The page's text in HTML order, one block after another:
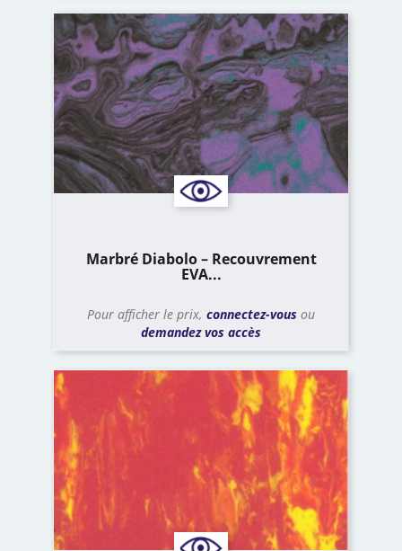
Marbré Diabolo – Recouvrement
EVA...
Pour afficher le prix, connectez-vous ou
demandez vos accès